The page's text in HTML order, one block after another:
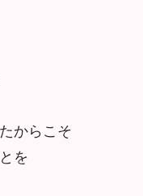
からこそ
を